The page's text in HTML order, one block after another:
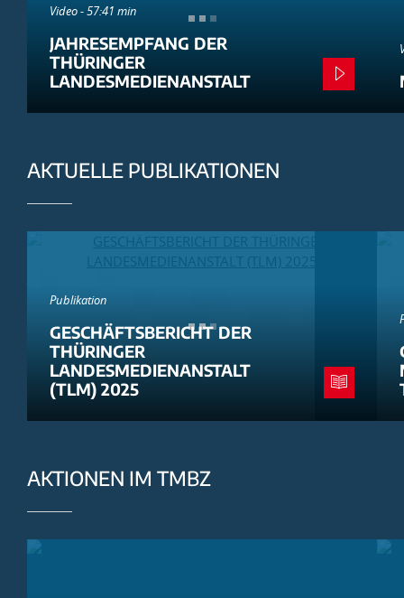
Video - 57:41 min
JAHRESEMPFANG DER
THÜRINGER
LANDESMEDIENANSTALT
AKTUELLE PUBLIKATIONEN
Publikation
GESCHÄFTSBERICHT DER
THÜRINGER
LANDESMEDIENANSTALT
(TLM) 2025
AKTIONEN IM TMBZ